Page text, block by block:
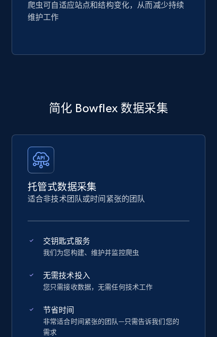
爬虫可自适应站点和结构变化，从而减少持续
维护工作
简化 Bowflex 数据采集
托管式数据采集
适合非技术团队或时间紧张的团队
交钥匙式服务
我们为您构建、维护并监控爬虫
无需技术投入
您只需接收数据，无需任何技术工作
节省时间
非常适合时间紧张的团队—只需告诉我们您的
需求